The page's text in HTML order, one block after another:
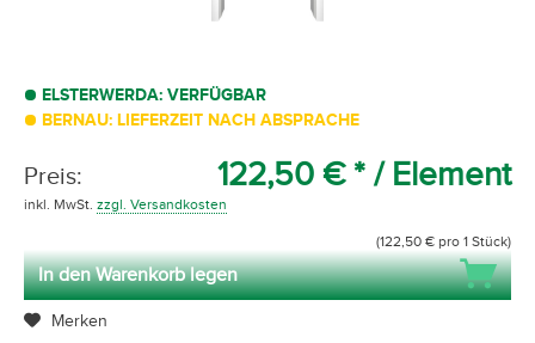
ELSTERWERDA: VERFÜGBAR
BERNAU: LIEFERZEIT NACH ABSPRACHE
Preis: 122,50 € * / Element
inkl. MwSt. zzgl. Versandkosten
(122,50 € pro 1 Stück)
In den Warenkorb legen
Merken